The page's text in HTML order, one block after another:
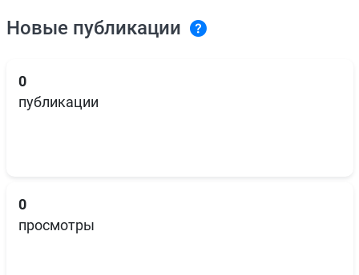
Новые публикации
0
публикации
0
просмотры